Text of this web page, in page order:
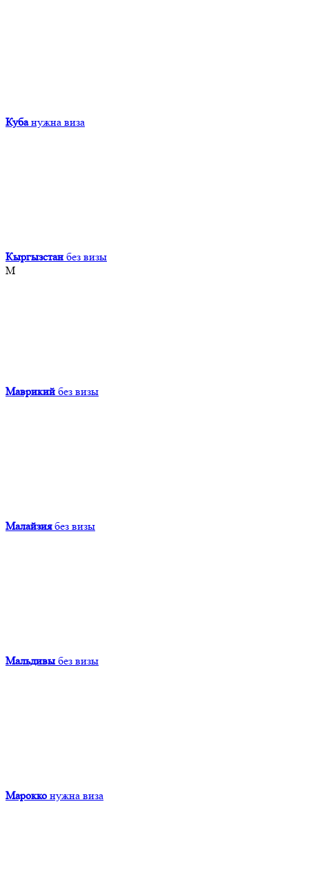
Куба нужна виза
Кыргызcтан без визы
М
Маврикий без визы
Малайзия без визы
Мальдивы без визы
Марокко нужна виза